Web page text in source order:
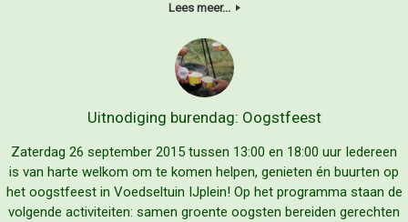
Lees meer...
Uitnodiging burendag: Oogstfeest
Zaterdag 26 september 2015 tussen 13:00 en 18:00 uur Iedereen
is van harte welkom om te komen helpen, genieten én buurten op
het oogstfeest in Voedseltuin IJplein! Op het programma staan de
volgende activiteiten: samen groente oogsten bereiden gerechten